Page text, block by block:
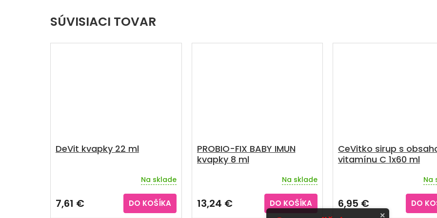
SÚVISIACI TOVAR
DeVit kvapky 22 ml
produktu
je
Na sklade
7,61 € DO KOŠÍKA
PROBIO-FIX BABY IMUN
kvapky 8 ml
produktu
je
Na sklade
13,24 € DO KOŠÍKA
CeVitko sirup s
vitamínu C 1x60 ml
produktu
je
Na
6,95 € DO
×